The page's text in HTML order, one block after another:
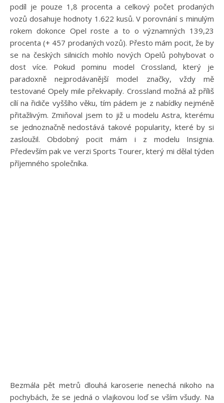
podíl je pouze 1,8 procenta a celkový počet prodaných
vozů dosahuje hodnoty 1.622 kusů. V porovnání s minulým
rokem dokonce Opel roste a to o významných 139,23
procenta (+ 457 prodaných vozů). Přesto mám pocit, že by
se na českých silnicích mohlo nových Opelů pohybovat o
dost více. Pokud pominu model Crossland, který je
paradoxně nejprodávanější model značky, vždy mě
testované Opely mile překvapily. Crossland možná až příliš
cílí na řidiče vyššího věku, tím pádem je z nabídky nejméně
přitažlivým. Zmiňoval jsem to již u modelu Astra, kterému
se jednoznačně nedostává takové popularity, které by si
zasloužil. Obdobný pocit mám i z modelu Insignia.
Především pak ve verzi Sports Tourer, který mi dělal týden
příjemného společníka.
Bezmála pět metrů dlouhá karoserie nenechá nikoho na
pochybách, že se jedná o vlajkovou loď se vším všudy. Na